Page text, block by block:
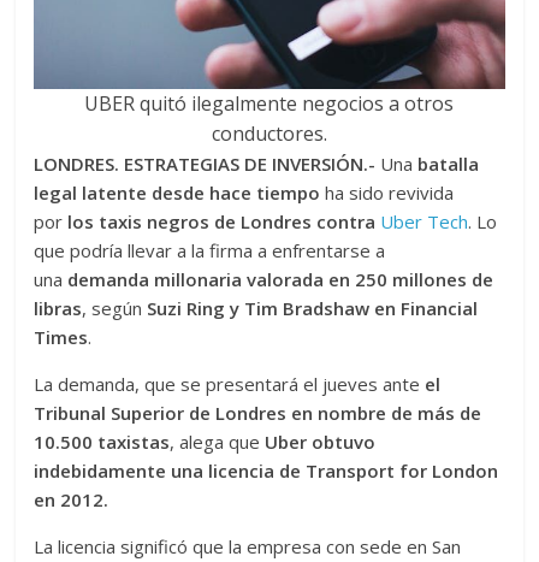
UBER quitó ilegalmente negocios a otros
conductores.
LONDRES. ESTRATEGIAS DE INVERSIÓN.- Una batalla
legal latente desde hace tiempo ha sido revivida
por los taxis negros de Londres contra Uber Tech. Lo
que podría llevar a la firma a enfrentarse a
una demanda millonaria valorada en 250 millones de
libras, según Suzi Ring y Tim Bradshaw en Financial
Times.
La demanda, que se presentará el jueves ante el
Tribunal Superior de Londres en nombre de más de
10.500 taxistas, alega que Uber obtuvo
indebidamente una licencia de Transport for London
en 2012.
La licencia significó que la empresa con sede en San